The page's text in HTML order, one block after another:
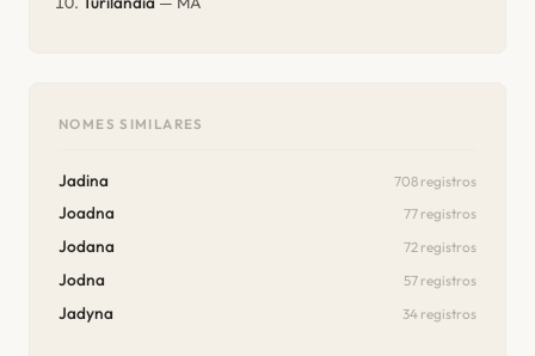
NOMES SIMILARES
Jadina 708 registros
Joadna 77 registros
Jodana 72 registros
Jodna 57 registros
Jadyna 34 registros